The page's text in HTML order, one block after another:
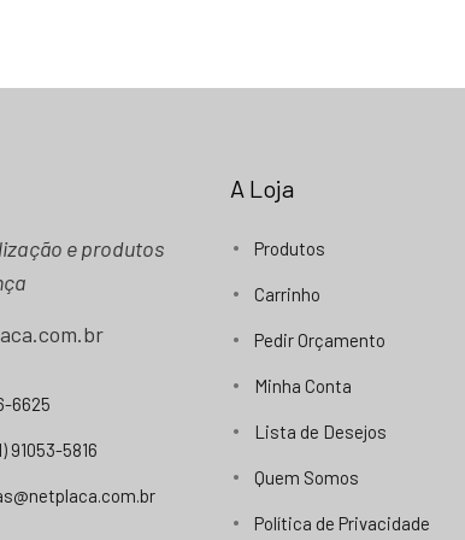
e produtos
6625
91053-5816
A Loja
Produtos
Carrinho
Pedir Orçamento
Minha Conta
Lista de Desejos
Quem Somos
Política de Privacidade